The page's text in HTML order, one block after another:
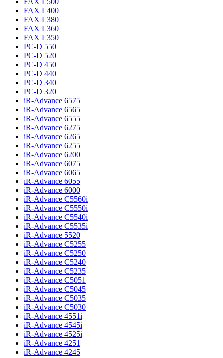
FAX L400
FAX L380
FAX L360
FAX L350
PC-D 550
PC-D 520
PC-D 450
PC-D 440
PC-D 340
PC-D 320
iR-Advance 6575
iR-Advance 6565
iR-Advance 6555
iR-Advance 6275
iR-Advance 6265
iR-Advance 6255
iR-Advance 6200
iR-Advance 6075
iR-Advance 6065
iR-Advance 6055
iR-Advance 6000
iR-Advance C5560i
iR-Advance C5550i
iR-Advance C5540i
iR-Advance C5535i
iR-Advance 5520
iR-Advance C5255
iR-Advance C5250
iR-Advance C5240
iR-Advance C5235
iR-Advance C5051
iR-Advance C5045
iR-Advance C5035
iR-Advance C5030
iR-Advance 4551i
iR-Advance 4545i
iR-Advance 4525i
iR-Advance 4251
iR-Advance 4245